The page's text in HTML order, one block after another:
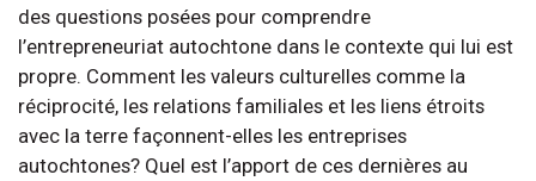
des questions posées pour comprendre
l’entrepreneuriat autochtone dans le contexte qui lui est
propre. Comment les valeurs culturelles comme la
réciprocité, les relations familiales et les liens étroits
avec la terre façonnent-elles les entreprises
autochtones? Quel est l’apport de ces dernières au